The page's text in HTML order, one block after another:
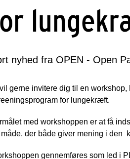
nyhed fra OPEN - Open
gerne invitere dig til en
for lungekræft.
med workshoppen er at få
der både giver mening i den
gennemføres som led i